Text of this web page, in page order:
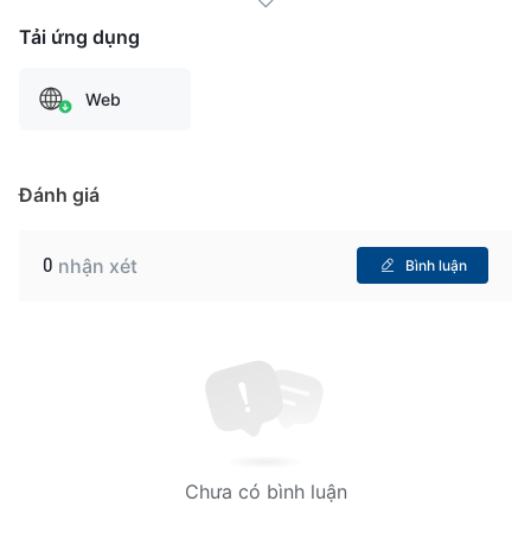
Tải ứng dụng
Web
Đánh giá
0 nhận xét Bình luận
Chưa có bình luận